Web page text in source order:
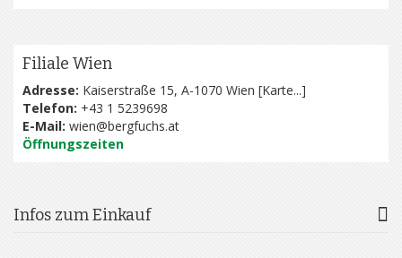
Filiale Wien
Adresse: Kaiserstraße 15, A-1070 Wien [Karte...]
Telefon: +43 1 5239698
E-Mail: wien@bergfuchs.at
Öffnungszeiten
Infos zum Einkauf